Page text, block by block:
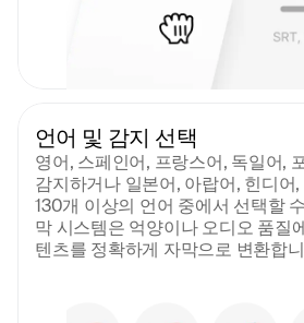
언어 및 감지 선택
영어, 스페인어, 프랑스어, 독일어,
감지하거나 일본어, 아랍어, 힌디어
130개 이상의 언어 중에서 선택할
막 시스템은 억양이나 오디오 품질
텐츠를 정확하게 자막으로 변환합